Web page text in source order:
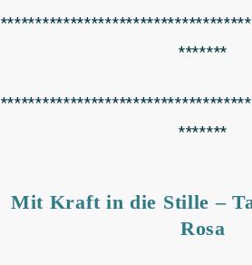
*******
*******
Mit Kraft in die Stille –
Rosa